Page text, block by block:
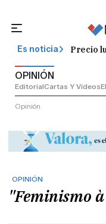
Es noticia Precio
OPINIÓN
EditorialCartas Y Vídeos
Opinión
OPINIÓN
"Feminismo